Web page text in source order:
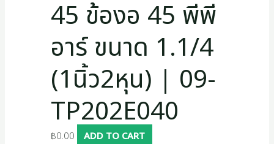
45 ข้องอ 45 พีพี
อาร์ ขนาด 1.1/4
(1นิ้ว2หุน) | 09-
TP202E040
฿0.00 ADD TO CART